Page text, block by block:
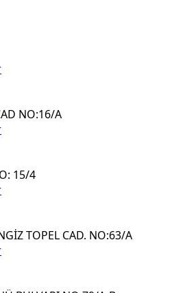
NO:16/A
15/4
TOPEL CAD. NO:63/A